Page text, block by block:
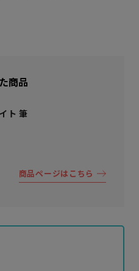
商品
ト 筆
商品ページはこちら